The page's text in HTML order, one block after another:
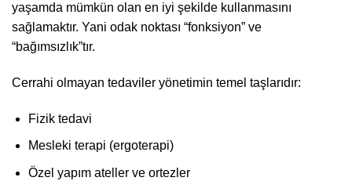
yaşamda mümkün olan en iyi şekilde kullanmasını
sağlamaktır. Yani odak noktası “fonksiyon” ve
“bağımsızlık”tır.
Cerrahi olmayan tedaviler yönetimin temel taşlarıdır:
Fizik tedavi
Mesleki terapi (ergoterapi)
Özel yapım ateller ve ortezler